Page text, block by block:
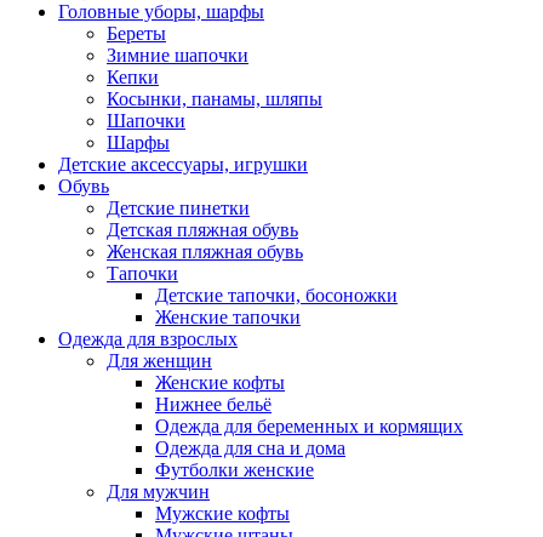
Головные уборы, шарфы
Береты
Зимние шапочки
Кепки
Косынки, панамы, шляпы
Шапочки
Шарфы
Детские аксессуары, игрушки
Обувь
Детские пинетки
Детская пляжная обувь
Женская пляжная обувь
Тапочки
Детские тапочки, босоножки
Женские тапочки
Одежда для взрослых
Для женщин
Женские кофты
Нижнее бельё
Одежда для беременных и кормящих
Одежда для сна и дома
Футболки женские
Для мужчин
Мужские кофты